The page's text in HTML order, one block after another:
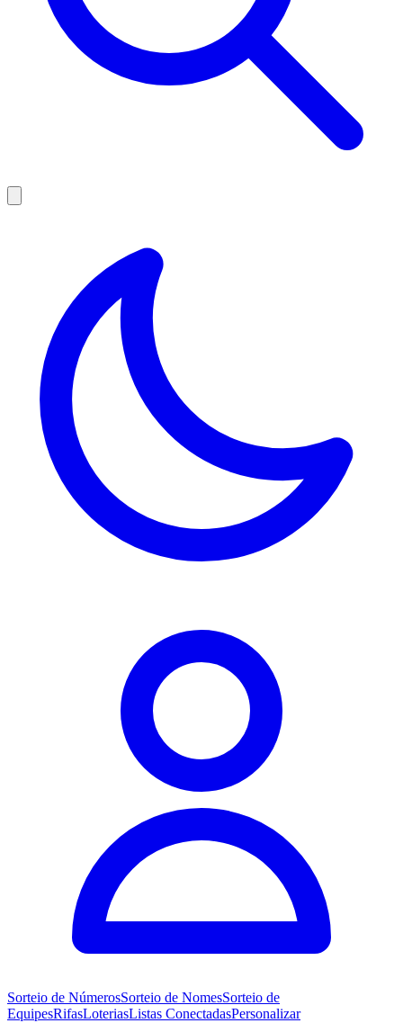
Sorteio de NúmerosSorteio de NomesSorteio de
EquipesRifasLoteriasListas ConectadasPersonalizar